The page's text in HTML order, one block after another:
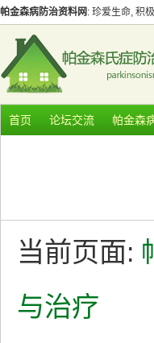
帕金森病防治资料网 : 珍爱生命, 积
首页 论坛交流 帕金森
当前页面:
与治疗